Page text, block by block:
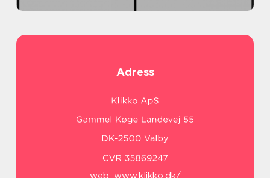
Adress
web: www.klikko.dk/